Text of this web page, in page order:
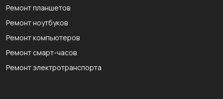
Ремонт планшетов
Ремонт ноутбуков
Ремонт компьютеров
Ремонт смарт-часов
Ремонт электротранспорта